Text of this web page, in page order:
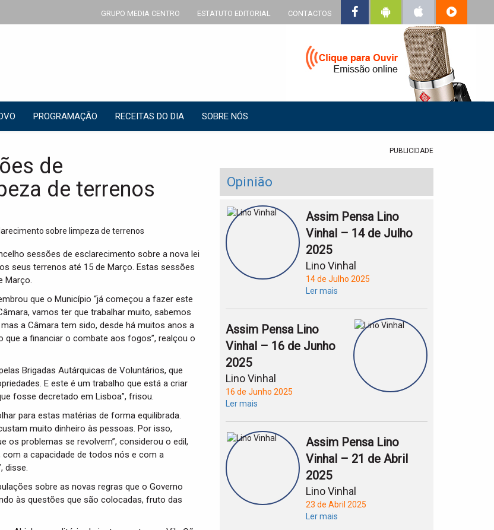
GRUPO MEDIA CENTRO ESTATUTO EDITORIAL CONTACTOS
PROGRAMAÇÃO RECEITAS DO DIA SOBRE NÓS
de
de terrenos
sessões de esclarecimento sobre a nova lei
seus terrenos até 15 de Março. Estas sessões
Março.
que o Município “já começou a fazer este
vamos ter que trabalhar muito, sabemos
a Câmara tem sido, desde há muitos anos a
a financiar o combate aos fogos”, realçou o
Brigadas Autárquicas de Voluntários, que
E este é um trabalho que está a criar
fosse decretado em Lisboa”, frisou.
para estas matérias de forma equilibrada.
muito dinheiro às pessoas. Por isso,
problemas se revolvem”, considerou o edil,
a capacidade de todos nós e com a
disse.
sobre as novas regras que o Governo
às questões que são colocadas, fruto das
PUBLICIDADE
Opinião
Assim Pensa Lino
Vinhal – 14 de Julho
2025
Lino Vinhal
14 de Julho 2025
Ler mais
Assim Pensa Lino
Vinhal – 16 de Junho
2025
Lino Vinhal
16 de Junho 2025
Ler mais
Assim Pensa Lino
Vinhal – 21 de Abril
2025
Lino Vinhal
23 de Abril 2025
Ler mais